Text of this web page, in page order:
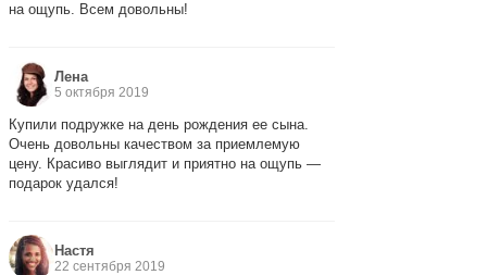
на ощупь. Всем довольны!
Лена
5 октября 2019
Купили подружке на день рождения ее сына.
Очень довольны качеством за приемлемую
цену. Красиво выглядит и приятно на ощупь —
подарок удался!
Настя
22 сентября 2019